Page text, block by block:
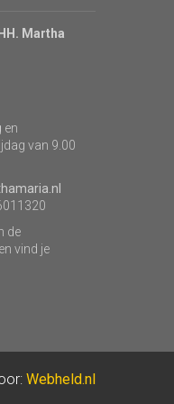
Martha
en
van 9.00
de
vind je
Webheld.nl